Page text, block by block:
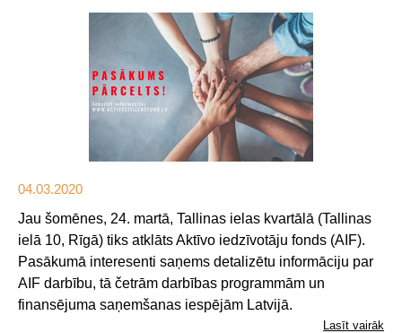
04.03.2020
Jau šomēnes, 24. martā, Tallinas ielas kvartālā (Tallinas
ielā 10, Rīgā) tiks atklāts Aktīvo iedzīvotāju fonds (AIF).
Pasākumā interesenti saņems detalizētu informāciju par
AIF darbību, tā četrām darbības programmām un
finansējuma saņemšanas iespējām Latvijā.
Lasīt vairāk